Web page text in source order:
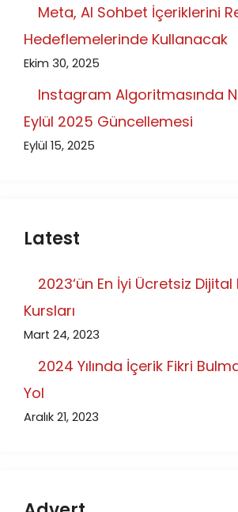
Meta, AI Sohbet İçeriklerini
Hedeflemelerinde Kullanacak
Ekim 30, 2025
Instagram Algoritmasında
Eylül 2025 Güncellemesi
Eylül 15, 2025
Latest
2023‘ün En İyi Ücretsiz
Kursları
Mart 24, 2023
2024 Yılında İçerik Fikri
Yol
Aralık 21, 2023